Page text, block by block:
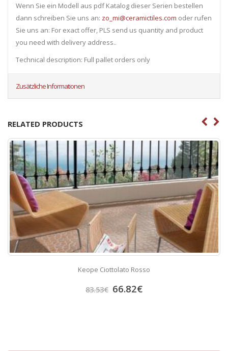
Wenn Sie ein Modell aus pdf Katalog dieser Serien bestellen
dann schreiben Sie uns an: zo_mi@ceramictiles.com oder rufen
Sie uns an: For exact offer, PLS send us quantity and product
you need with delivery address..
Technical description: Full pallet orders only
Zusätzliche Informationen
RELATED PRODUCTS
Keope Ciottolato Rosso
83.53€ 66.82€